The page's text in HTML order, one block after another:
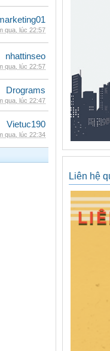
qua, lúc 22:57
nhattinseo
qua, lúc 22:57
Drograms
qua, lúc 22:47
Vietuc190
qua, lúc 22:34
Liên hệ